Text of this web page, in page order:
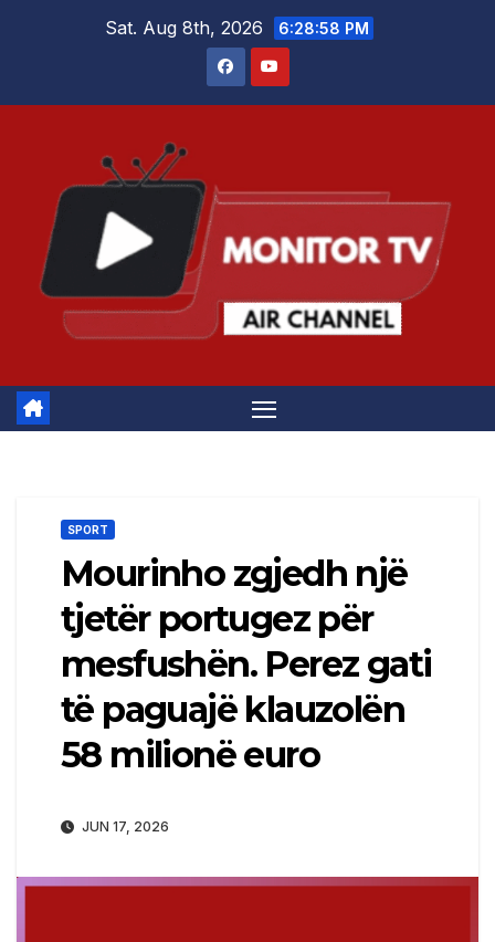
Sat. Aug 8th, 2026 6:28:58 PM
SPORT
Mourinho zgjedh një
tjetër portugez për
mesfushën. Perez gati
të paguajë klauzolën
58 milionë euro
JUN 17, 2026